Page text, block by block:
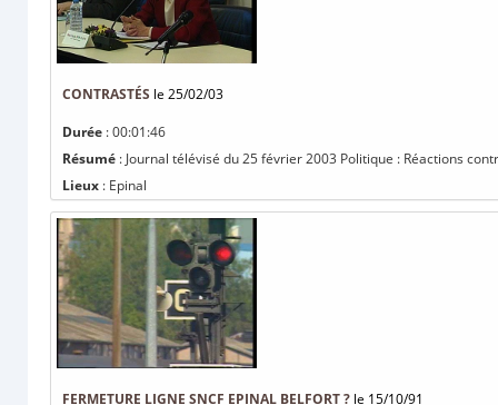
CONTRASTÉS le 25/02/03
Durée : 00:01:46
Résumé : Journal télévisé du 25 février 2003 Politique : Réactions
Lieux : Epinal
FERMETURE LIGNE SNCF EPINAL BELFORT ? le 15/10/91